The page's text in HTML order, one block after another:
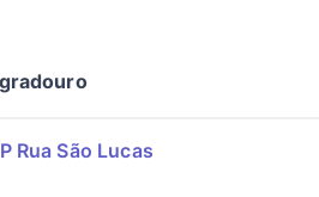
Rua São Lucas